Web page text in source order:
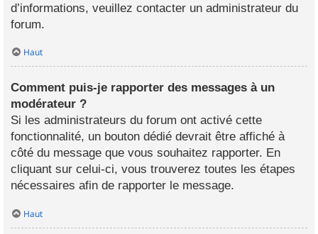
d’informations, veuillez contacter un administrateur du
forum.
Haut
Comment puis-je rapporter des messages à un
modérateur ?
Si les administrateurs du forum ont activé cette
fonctionnalité, un bouton dédié devrait être affiché à
côté du message que vous souhaitez rapporter. En
cliquant sur celui-ci, vous trouverez toutes les étapes
nécessaires afin de rapporter le message.
Haut